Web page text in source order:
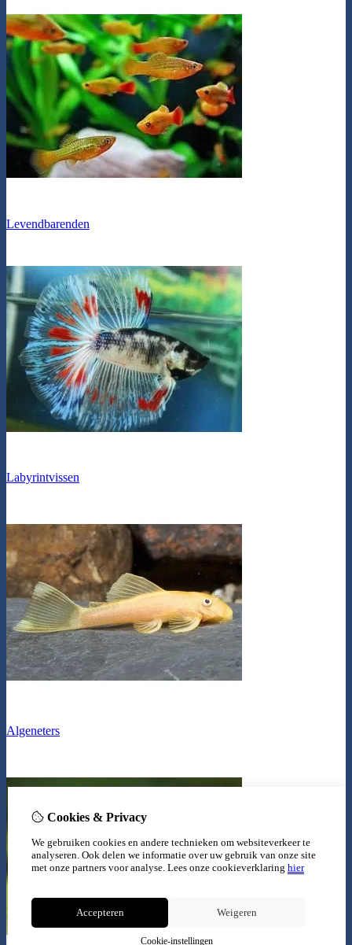
Levendbarenden
Labyrintvissen
Algeneters
Cookies & Privacy
We gebruiken cookies en andere technieken om websiteverkeer te
analyseren. Ook delen we informatie over uw gebruik van onze site
met onze partners voor analyse. Lees onze cookieverklaring hier
Accepteren Weigeren
Cookie-instellingen